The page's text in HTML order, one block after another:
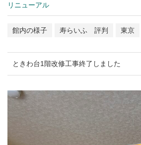
リニューアル
館内の様子 寿らいふ 評判 東京
ときわ台1階改修工事終了しました